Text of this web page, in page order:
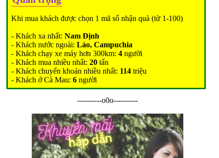
Khi mua khách được chọn 1 mã số nhận quà (từ 1-100)
- Khách xa nhất:Nam Định
- Khách nước ngoài:Lào, Campuchia
- Khách chạy xe máy hơn 300km:4 người
- Khách mua nhiều nhất:20 tấn
- Khách chuyển khoản nhiều nhất: 114 triệu
- Khách ở Cà Mau:6 người
----------o0o----------